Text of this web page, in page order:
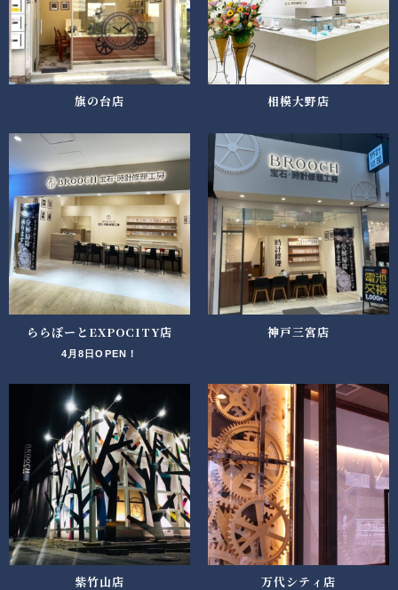
旗の台店 相模大野店
ららぽーとEXPOCITY店
4月8日OPEN！
神戸三宮店
紫竹山店 万代シティ店